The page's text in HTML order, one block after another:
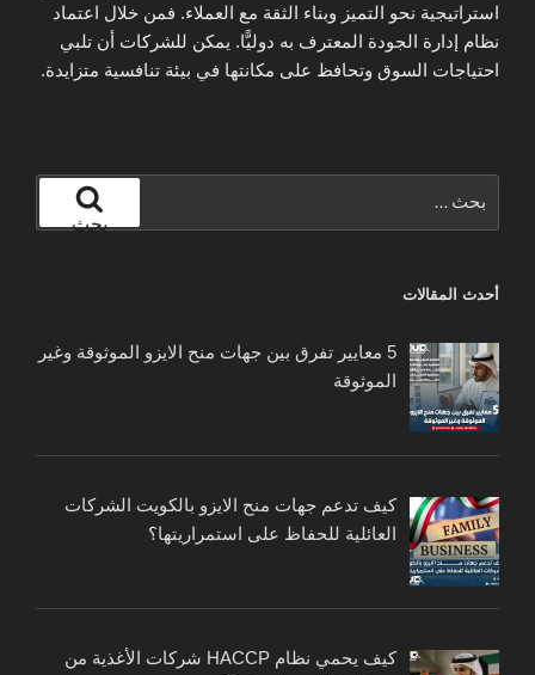
استراتيجية نحو التميز وبناء الثقة مع العملاء. فمن خلال اعتماد
نظام إدارة الجودة المعترف به دوليًّا. يمكن للشركات أن تلبي
احتياجات السوق وتحافظ على مكانتها في بيئة تنافسية متزايدة.
عن:
بحث
أحدث المقالات
5 معايير تفرق بين جهات منح الايزو الموثوقة وغير
الموثوقة
كيف تدعم جهات منح الايزو بالكويت الشركات
العائلية للحفاظ على استمراريتها؟
كيف يحمي نظام HACCP شركات الأغذية من